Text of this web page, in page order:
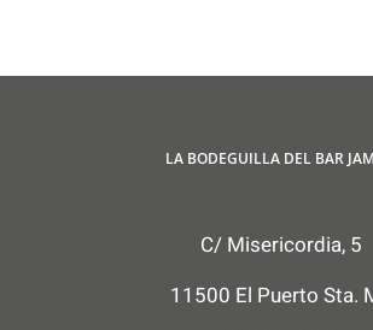
LA BODEGUILLA DEL BAR
C/ Misericordia, 5
11500 El Puerto Sta.